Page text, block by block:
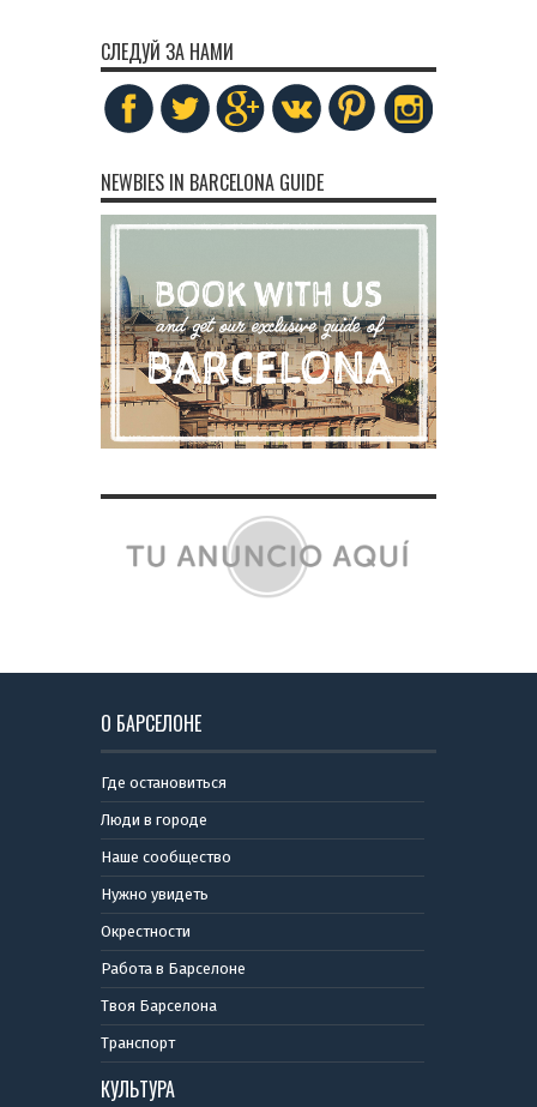
СЛЕДУЙ ЗА НАМИ
NEWBIES IN BARCELONA GUIDE
О БАРСЕЛОНЕ
Где остановиться
Люди в городе
Наше сообщество
Нужно увидеть
Окрестности
Работа в Барселоне
Твоя Барселона
Транспорт
КУЛЬТУРА